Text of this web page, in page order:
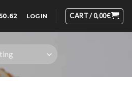
LOGIN CART /0,00€